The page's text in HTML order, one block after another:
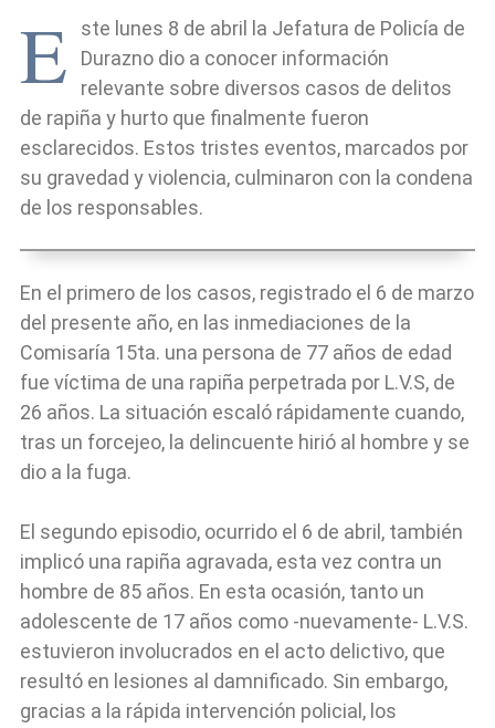
E
ste lunes 8 de abril la Jefatura de Policía de
Durazno dio a conocer información
relevante sobre diversos casos de delitos
de rapiña y hurto que finalmente fueron
esclarecidos. Estos tristes eventos, marcados por
su gravedad y violencia, culminaron con la condena
de los responsables.
En el primero de los casos, registrado el 6 de marzo
del presente año, en las inmediaciones de la
Comisaría 15ta. una persona de 77 años de edad
fue víctima de una rapiña perpetrada por L.V.S, de
26 años. La situación escaló rápidamente cuando,
tras un forcejeo, la delincuente hirió al hombre y se
dio a la fuga.
El segundo episodio, ocurrido el 6 de abril, también
implicó una rapiña agravada, esta vez contra un
hombre de 85 años. En esta ocasión, tanto un
adolescente de 17 años como -nuevamente- L.V.S.
estuvieron involucrados en el acto delictivo, que
resultó en lesiones al damnificado. Sin embargo,
gracias a la rápida intervención policial, los